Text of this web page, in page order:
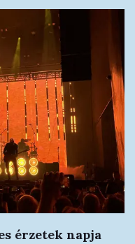
érzetek napja